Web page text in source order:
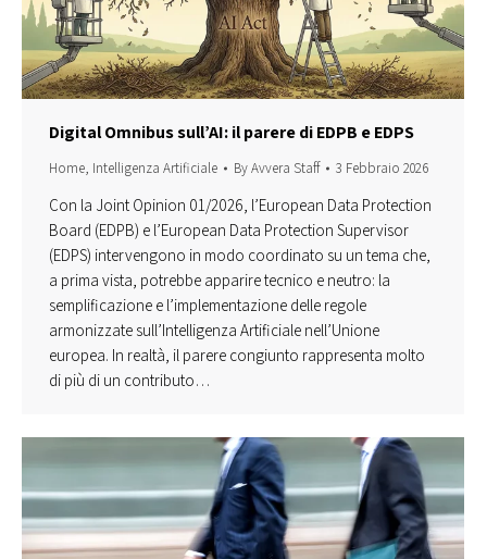
Digital Omnibus sull’AI: il parere di EDPB e EDPS
Home, Intelligenza Artificiale ByAvvera Staff 3 Febbraio 2026
Con la Joint Opinion 01/2026, l’European Data Protection
Board (EDPB) e l’European Data Protection Supervisor
(EDPS) intervengono in modo coordinato su un tema che,
a prima vista, potrebbe apparire tecnico e neutro: la
semplificazione e l’implementazione delle regole
armonizzate sull’Intelligenza Artificiale nell’Unione
europea. In realtà, il parere congiunto rappresenta molto
di più di un contributo…